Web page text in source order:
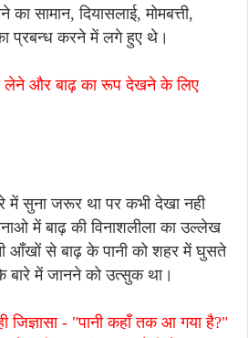
सामान, दियासलाई, मोमबत्ती,
प्रबन्ध करने में लगे हुए थे।
लेने और बाढ़ का रूप देखने के लिए
सुना जरूर था पर कभी देखा नही
में बाढ़ की विनाशलीला का उल्लेख
आँखों से बाढ़ के पानी को शहर में घुसते
बारे में जानने को उत्सुक था।
जिज्ञासा - "पानी कहाँ तक आ गया है?"